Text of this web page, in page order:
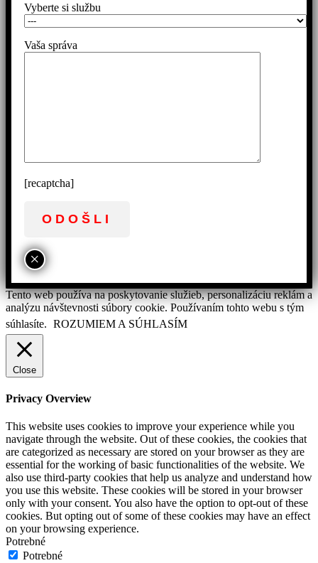
Vyberte si službu
Vaša správa
[recaptcha]
×
Tento web používa na poskytovanie služieb, personalizáciu reklám a
analýzu návštevnosti súbory cookie. Používaním tohto webu s tým
súhlasíte. ROZUMIEM A SÚHLASÍM
Close
Privacy Overview
This website uses cookies to improve your experience while you
navigate through the website. Out of these cookies, the cookies that
are categorized as necessary are stored on your browser as they are
essential for the working of basic functionalities of the website. We
also use third-party cookies that help us analyze and understand how
you use this website. These cookies will be stored in your browser
only with your consent. You also have the option to opt-out of these
cookies. But opting out of some of these cookies may have an effect
on your browsing experience.
Potrebné
Potrebné